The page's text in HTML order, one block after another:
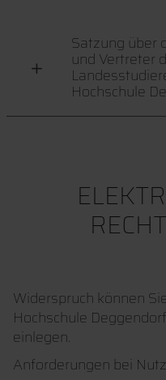
Satzung über
und Vertreter
Hochschule
Widerspruch können
Hochschule
einlegen.
Anforderungen bei